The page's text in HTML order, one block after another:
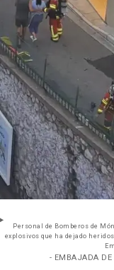
Personal de Bomberos de
explosivos que ha dejado
- EMBAJADA DE